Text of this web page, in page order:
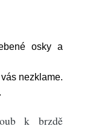
osky a
nezklame.
k brzdě